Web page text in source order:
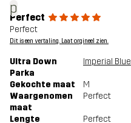
p
Perfect
Perfect
Dit is een vertaling. Laat orgineel zien.
Ultra Down
Parka
Imperial Blue
Gekochte maat
M
Waargenomen
maat
Perfect
Lengte Perfect